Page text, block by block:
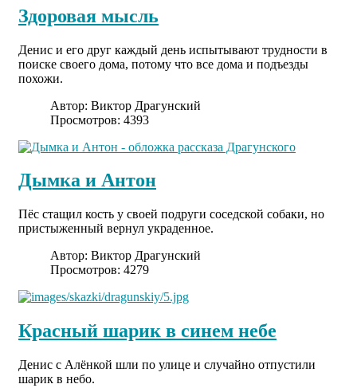
Здоровая мысль
Денис и его друг каждый день испытывают трудности в
поиске своего дома, потому что все дома и подъезды
похожи.
Автор: Виктор Драгунский
Просмотров: 4393
Дымка и Антон
Пёс стащил кость у своей подруги соседской собаки, но
пристыженный вернул украденное.
Автор: Виктор Драгунский
Просмотров: 4279
Красный шарик в синем небе
Денис с Алёнкой шли по улице и случайно отпустили
шарик в небо.